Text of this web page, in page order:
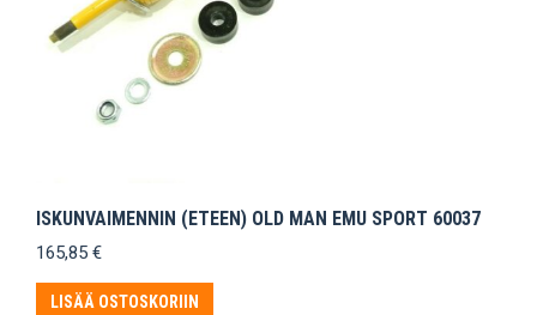
ISKUNVAIMENNIN (ETEEN) OLD MAN EMU SPORT 60037
165,85 €
LISÄÄ OSTOSKORIIN